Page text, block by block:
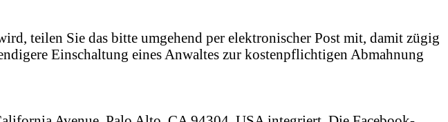
teilen Sie das bitte umgehend per elektronischer Post mit, damit zügig
Einschaltung eines Anwaltes zur kostenpflichtigen Abmahnung